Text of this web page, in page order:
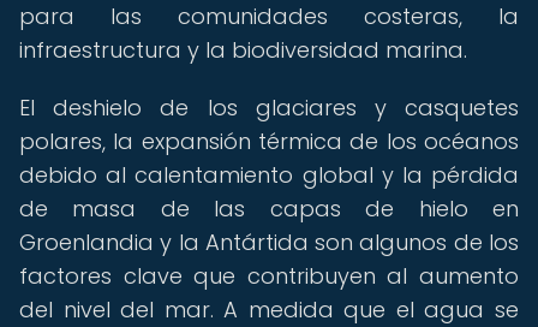
para las comunidades costeras, la
infraestructura y la biodiversidad marina.
El deshielo de los glaciares y casquetes
polares, la expansión térmica de los océanos
debido al calentamiento global y la pérdida
de masa de las capas de hielo en
Groenlandia y la Antártida son algunos de los
factores clave que contribuyen al aumento
del nivel del mar. A medida que el agua se